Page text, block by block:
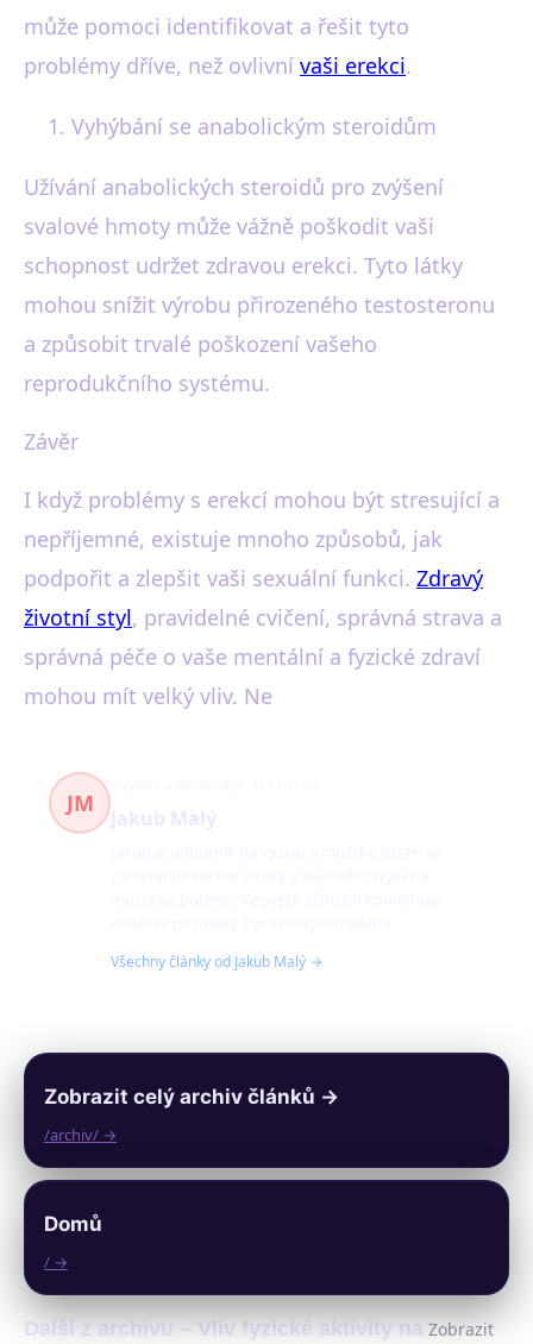
může pomoci identifikovat a řešit tyto
problémy dříve, než ovlivní vaši erekci.
Vyhýbání se anabolickým steroidům
Užívání anabolických steroidů pro zvýšení
svalové hmoty může vážně poškodit vaši
schopnost udržet zdravou erekci. Tyto látky
mohou snížit výrobu přirozeného testosteronu
a způsobit trvalé poškození vašeho
reprodukčního systému.
Závěr
I když problémy s erekcí mohou být stresující a
nepříjemné, existuje mnoho způsobů, jak
podpořit a zlepšit vaši sexuální funkci. Zdravý
životní styl, pravidelné cvičení, správná strava a
správná péče o vaše mentální a fyzické zdraví
mohou mít velký vliv. Ne
JM
Všechny články od Jakub Malý →
Zobrazit celý archiv článků →
/archiv/ →
Domů
/ →
Další z archivu – Vliv fyzické aktivity na Zobrazit